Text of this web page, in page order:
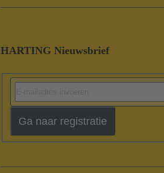
HARTING Nieuwsbrief
Ga naar registratie